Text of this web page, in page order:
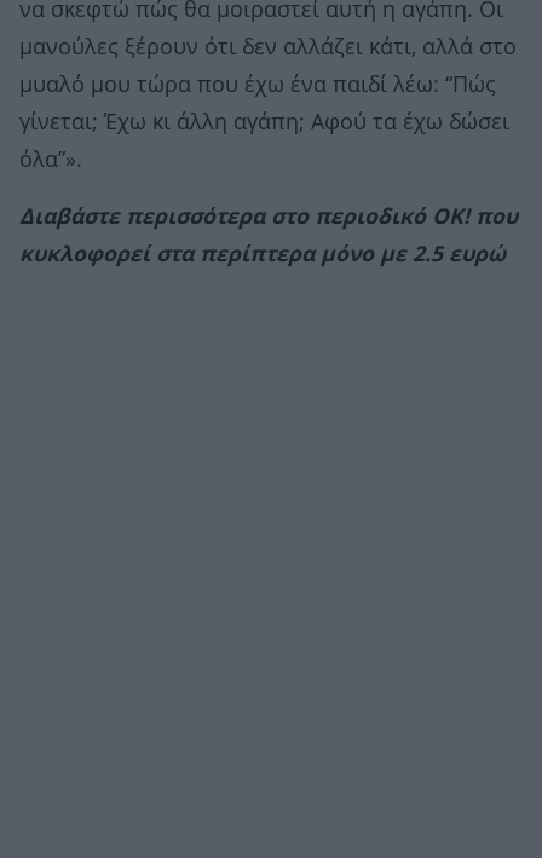
να σκεφτώ πώς θα μοιραστεί αυτή η αγάπη. Οι
μανούλες ξέρουν ότι δεν αλλάζει κάτι, αλλά στο
μυαλό μου τώρα που έχω ένα παιδί λέω: “Πώς
γίνεται; Έχω κι άλλη αγάπη; Αφού τα έχω δώσει
όλα”».
Διαβάστε περισσότερα στο περιοδικό ΟΚ! που
κυκλοφορεί στα περίπτερα μόνο με 2.5 ευρώ